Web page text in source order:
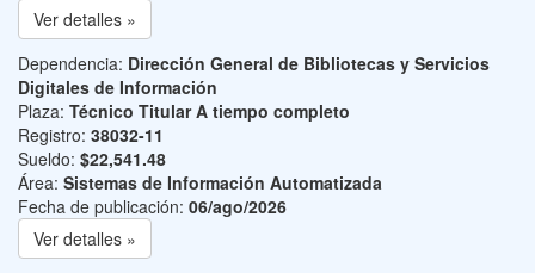
Ver detalles »
Dependencia: Dirección General de Bibliotecas y Servicios
Digitales de Información
Plaza: Técnico Titular A tiempo completo
Registro: 38032-11
Sueldo: $22,541.48
Área: Sistemas de Información Automatizada
Fecha de publicación: 06/ago/2026
Ver detalles »